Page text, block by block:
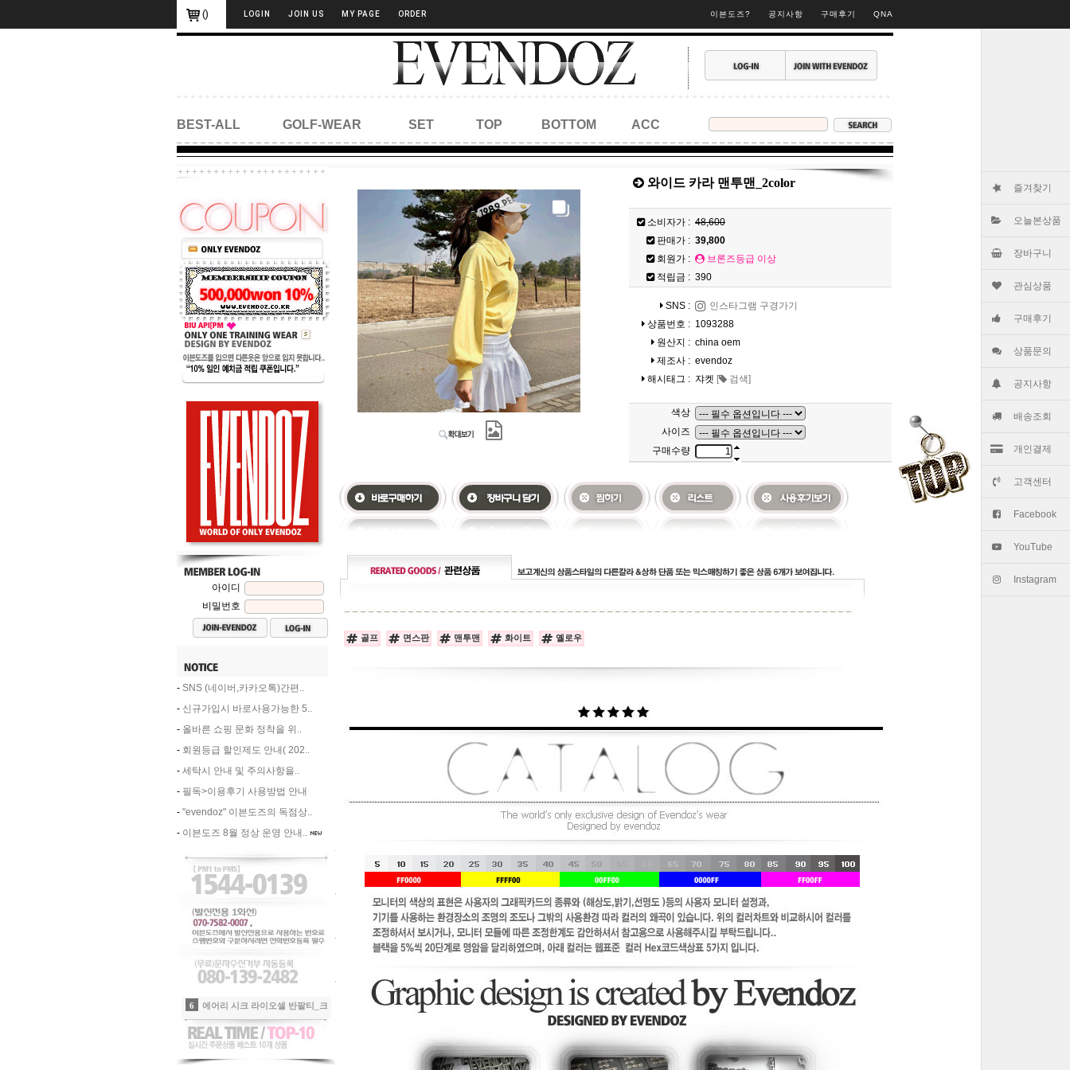
즐겨찾기
오늘본상품
장바구니
관심상품
구매후기
상품문의
공지사항
배송조회
개인결제
고객센터
Facebook
YouTube
Instagram
() LOGIN JOIN US MY PAGE ORDER 이븐도즈? 공지사항 구매후기 QNA
BEST-ALL GOLF-WEAR SET TOP BOTTOM ACC
아이디
비밀번호
- SNS (네이버,카카오톡)간편..
- 신규가입시 바로사용가능한 5..
- 올바른 쇼핑 문화 정착을 위..
- 회원등급 할인제도 안내( 202..
- 세탁시 안내 및 주의사항을..
- 필독>이용후기 사용방법 안내
- "evendoz" 이븐도즈의 독점상..
- 이븐도즈 8월 정상 운영 안내..
7 립포인트 윙클SK_민트
8 쿨링 아노락 아웃포켓팬츠_샤인그레이
9 -
와이드 카라 맨투맨_2color
소비자가 : 48,600
판매가 : 39,800
회원가 :
브론즈등급 이상
적립금 : 390
SNS :
인스타그램 구경가기
상품번호 : 1093288
원산지 : china oem
제조사 : evendoz
해시태그 : 쟈켓 [ 검색]
색상
사이즈
구매수량
골프 면스판 맨투맨 화이트 옐로우